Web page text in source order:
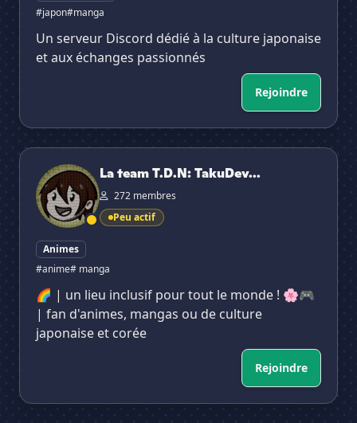
#japon#manga
Un serveur Discord dédié à la culture japonaise
et aux échanges passionnés
Rejoindre
La team T.D.N: TakuDev Network
La team T.D.N: TakuDev...
272 membres
Peu actif
Animes
#anime# manga
🌈 | un lieu inclusif pour tout le monde ! 🌸🎮
| fan d'animes, mangas ou de culture
japonaise et corée
Rejoindre